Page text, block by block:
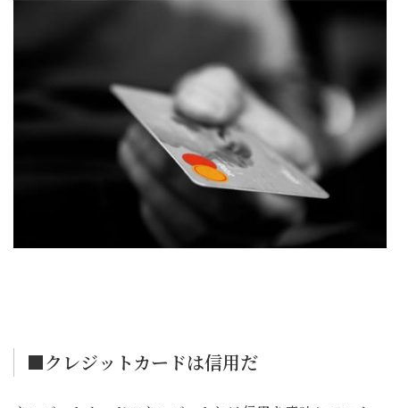
■クレジットカードは信用だ